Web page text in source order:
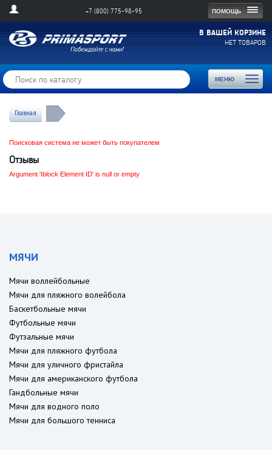
ПОМОЩЬ
+7 (800) 775-98-95
В ВАШЕЙ КОРЗИНЕ
НЕТ ТОВАРОВ
МЕНЮ
Toggle
Главная
Поисковая система не может быть покупателем
Отзывы
Argument 'Iblock Element ID' is null or empty
МЯЧИ
Мячи воллейбольные
Мячи для пляжного волейбола
Баскетбольные мячи
Футбольные мячи
Футзальные мячи
Мячи для пляжного футбола
Мячи для уличного фристайла
Мячи для американского футбола
Гандбольные мячи
Мячи для водного поло
Мячи для большого тенниса